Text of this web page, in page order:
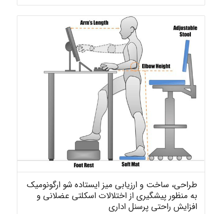
طراحی، ساخت و ارزیابی میز ایستاده شو ارگونومیک
به منظور پیشگیری از اختلالات اسکلتی عضلانی و
افزایش راحتی پرسنل اداری